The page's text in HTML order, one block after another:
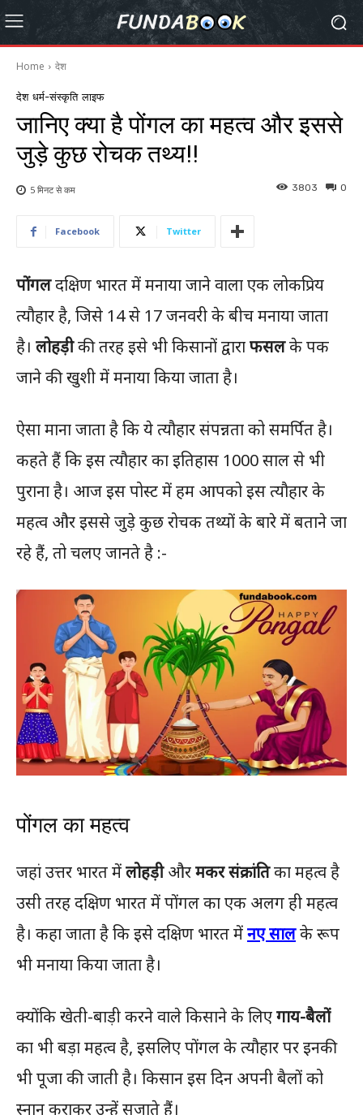
Home देश
देश धर्म-संस्कृति लाइफ
जानिए क्या है पोंगल का महत्व और इससे
जुड़े कुछ रोचक तथ्य!!
0
3803
5 मिनट सेकम
Facebook Twitter
पोंगलदक्षिण भारत में मनाया जाने वाला एक लोकप्रिय
त्यौहार है, जिसे 14 से 17 जनवरी के बीच मनाया जाता
है। लोहड़ीकी तरह इसे भी किसानों द्वाराफसलके पक
जाने की खुशी में मनाया किया जाता है।
ऐसा माना जाता है कि ये त्यौहार संपन्नता को समर्पित है।
कहते हैं कि इस त्यौहार का इतिहास 1000 साल से भी
पुराना है। आज इस पोस्ट में हम आपको इस त्यौहार के
महत्व और इससे जुड़े कुछ रोचक तथ्यों के बारे में बताने जा
रहे हैं, तो चलए जानते है :-
पोंगल का महत्व
जहां उत्तर भारत मेंलोहड़ीऔरमकर संक्रांतिका महत्व है
उसी तरह दक्षिण भारत में पोंगल का एक अलग ही महत्व
है। कहा जाता है कि इसे दक्षिण भारत मेंनए सालके रूप
भी मनाया किया जाता है।
क्योंकि खेती-बाड़ी करने वाले किसाने के लिएगाय-बैलों
का भी बड़ा महत्व है, इसलिए पोंगल के त्यौहार पर इनकी
भी पूजा की जाती है। किसान इस दिन अपनी बैलों को
स्नान कराकर उन्हें सजाते हैं।